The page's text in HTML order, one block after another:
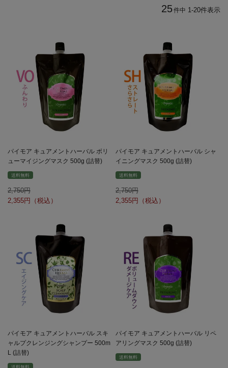
25件中 1-20件表示
パイモア キュアメントハーバル ボリ
ューマイジングマスク 500g (詰替)
送料無料
2,750
2,355
パイモア キュアメントハーバル シャ
イニングマスク 500g (詰替)
送料無料
2,750
2,355
パイモア キュアメントハーバル スキ
ャルプクレンジングシャンプー 500m
L (詰替)
送料無料
パイモア キュアメントハーバル リペ
アリングマスク 500g (詰替)
送料無料